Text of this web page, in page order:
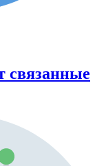
связанные